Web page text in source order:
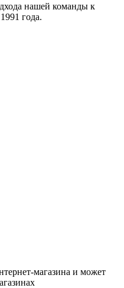
нашей команды к
года.
магазина и может